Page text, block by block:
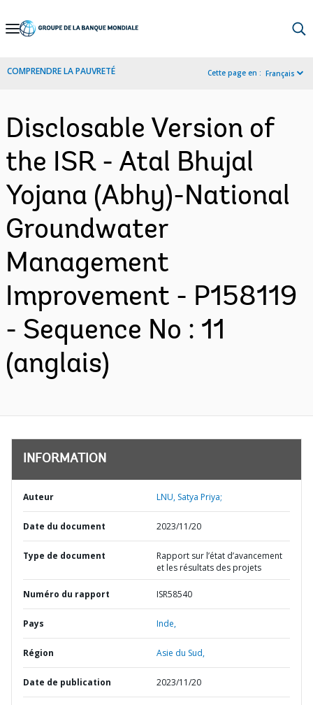
Skip
Navigation
COMPRENDRE LA PAUVRETÉ Cette page en : Français
Disclosable Version of
the ISR - Atal Bhujal
Yojana (Abhy)-National
Groundwater
Management
Improvement - P158119
- Sequence No : 11
(anglais)
INFORMATION
Auteur LNU, Satya Priya;
Date du document 2023/11/20
Type de document
Rapport sur l’état d’avancement
et les résultats des projets
Numéro du rapport ISR58540
Pays Inde,
Région Asie du Sud,
Date de publication 2023/11/20